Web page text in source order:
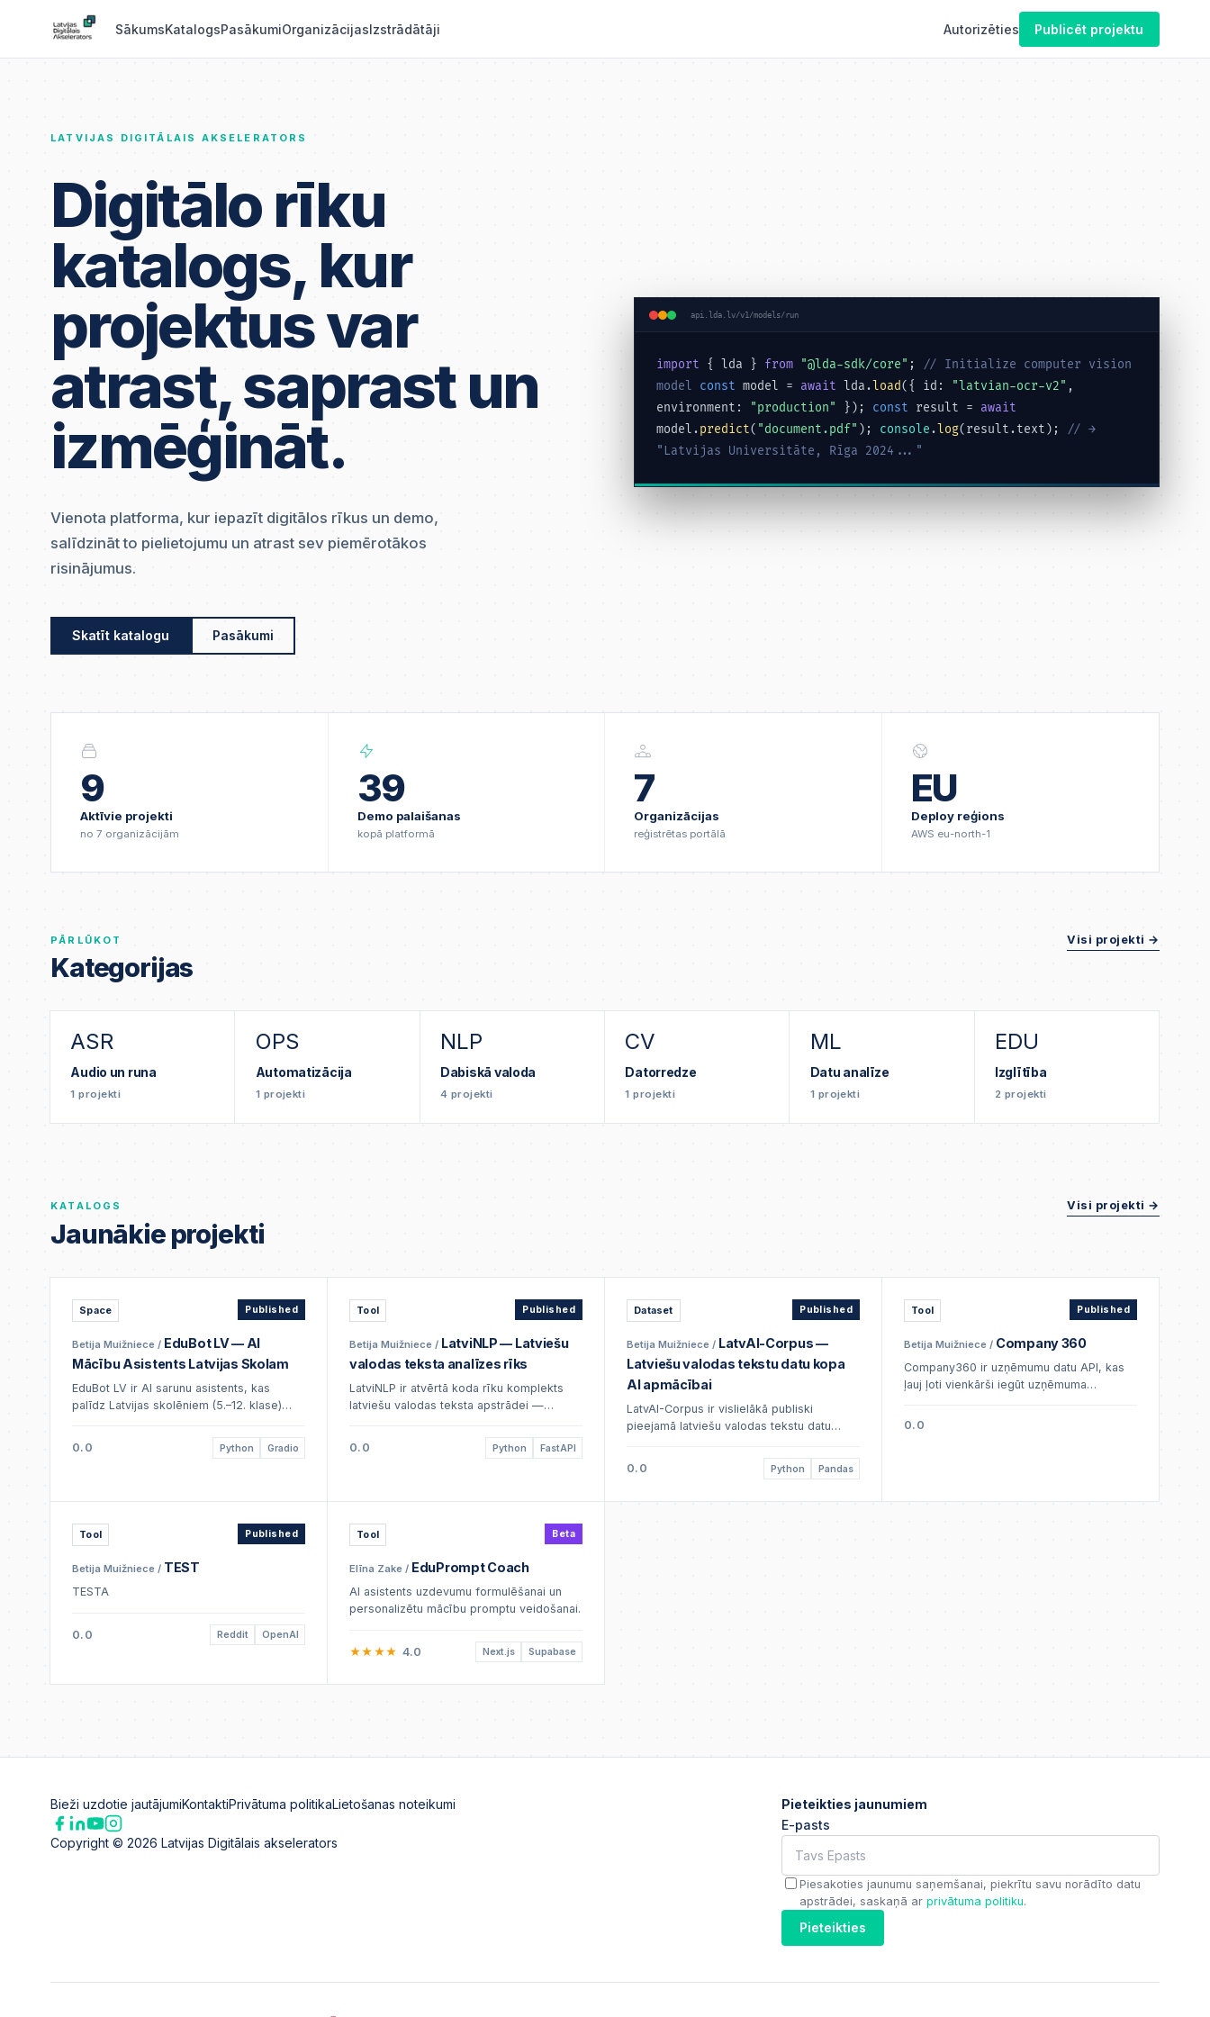
SākumsKatalogsPasākumiOrganizācijasIzstrādātāji Autorizēties Publicēt projektu
LATVIJAS DIGITĀLAIS AKSELERATORS
Digitālo rīku
katalogs, kur
projektus var
atrast, saprast un
izmēģināt.
Vienota platforma, kur iepazīt digitālos rīkus un demo,
salīdzināt to pielietojumu un atrast sev piemērotākos
risinājumus.
Skatīt katalogu Pasākumi
api.lda.lv/v1/models/run
import { lda } from "@lda-sdk/core" ; // Initialize computer vision
model
const model = await lda. load({ id: "latvian-ocr-v2" ,
environment:
"production" }); const result = await
model.predict( "document.pdf" ); console . log(result.text); // →
"Latvijas Universitāte, Rīga 2024..."
9
Aktīvie projekti
no 7 organizācijām
39
Demo palaišanas
kopā platformā
7
Organizācijas
reģistrētas portālā
EU
Deploy reģions
AWS eu-north-1
PĀRLŪKOT
Kategorijas
Visi projekti →
ASR
Audio un runa
1 projekti
OPS
Automatizācija
1 projekti
NLP
Dabiskā valoda
4 projekti
CV
Datorredze
1 projekti
ML
Datu analīze
1 projekti
EDU
Izglītība
2 projekti
KATALOGS
Jaunākie projekti
Visi projekti →
Space Published
Betija Muižniece / EduBot LV — AI
Mācību Asistents Latvijas Skolam
EduBot LV ir AI sarunu asistents, kas
palīdz Latvijas skolēniem (5.–12. klase)
jautājumus par mācību vielu un saņemt
skaidrojumus
0.0 Python Gradio
Tool Published
Betija Muižniece / LatviNLP — Latviešu
valodas teksta analīzes rīks
LatviNLP ir atvērtā koda rīku komplekts
latviešu valodas teksta apstrādei —
atpazīšana), teksta klasifikācija un
sentiments.
0.0 Python FastAPI
Dataset Published
Betija Muižniece / LatvAI-Corpus —
Latviešu valodas tekstu datu kopa
AI apmācībai
LatvAI-Corpus ir vislielākā publiski
pieejamā latviešu valodas tekstu datu
2.4 milj. tekstu fragmentu no ziņu
portāliem,
0.0 Python Pandas
Tool Published
Betija Muižniece / Company 360
Company360 ir uzņēmumu datu API, kas
ļauj ļoti vienkārši iegūt uzņēmuma
skaitu un citus datus savos rīkos.
0.0
Tool Published
Betija Muižniece / TEST
TESTA
0.0 Reddit OpenAI
Tool Beta
Elīna Zake / EduPrompt Coach
AI asistents uzdevumu formulēšanai un
personalizētu mācību promptu veidošanai.
★★★★ 4.0 Next.js Supabase
Bieži uzdotie jautājumiKontaktiPrivātuma politikaLietošanas noteikumi
Copyright © 2026 Latvijas Digitālais akselerators
Pieteikties jaunumiem
E-pasts
Piesakoties jaunumu saņemšanai, piekrītu savu norādīto datu
apstrādei, saskaņā ar privātuma politiku.
Pieteikties